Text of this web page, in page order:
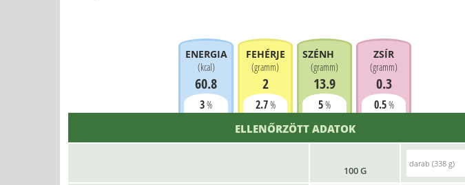
ENERGIA
(kcal)
60.8
3%
FEHÉRJE
(gramm)
2
2.7%
SZÉNHIDRÁT
(gramm)
13.9
5%
ZSÍR
(gramm)
0.3
0.5%
ELLENŐRZÖTT ADATOK
100 G